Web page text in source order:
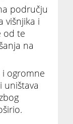
području
višnjika i
od te
na
i ogromne
uništava